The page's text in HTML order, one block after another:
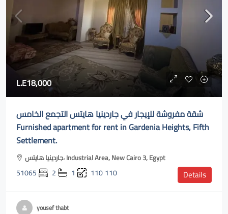
L.E18,000
شقة مفروشة للإيجار في جاردينيا هايتس التجمع الخامس
Furnished apartment for rent in Gardenia Heights, Fifth
Settlement.
جاردينيا هايتس، Industrial Area, New Cairo 3, Egypt
51065 2 1 110110 Details
yousef thabt